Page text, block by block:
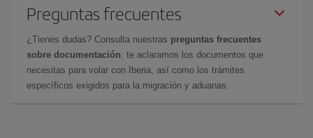
Preguntas frecuentes
¿Tienes dudas? Consulta nuestras preguntas frecuentes
sobre documentación: te aclaramos los documentos que
necesitas para volar con Iberia, así como los trámites
específicos exigidos para la migración y aduanas.